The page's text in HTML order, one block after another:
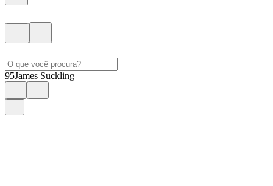
95James Suckling